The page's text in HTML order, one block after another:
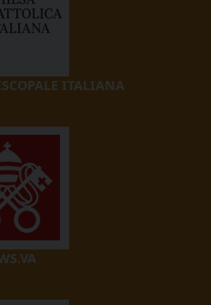
ITALIANA